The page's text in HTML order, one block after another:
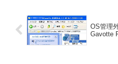
OS管理
Gavotte